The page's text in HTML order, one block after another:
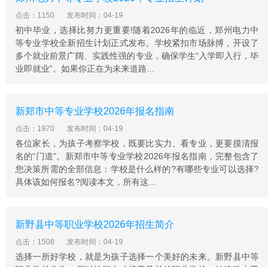
点击：1150 发布时间：04-19
初中毕业，选择比努力更重要!随着2026年的临近，郑州电力中
等专业学校全新招生计划正式发布。学校紧扣市场脉搏，开设了
多个就业前景广阔、实践性强的专业，确保学生“入学即入行，毕
业即就业”。如果你正在为未来道路...
新郑市中等专业学校2026年报名指南
点击：1970 发布时间：04-19
各位家长，为孩子考察学校，既要比实力、看专业，更要摸清报
名的“门道”。新郑市中等专业学校2026年报名指南，完整包含了
您决策所需的全部信息：学校是什么样的?有哪些专业可以选择?
具体该如何报名?阅读本文，所有这...
新野县中等职业学校2026年招生简介
点击：1508 发布时间：04-19
选择一所好学校，就是为孩子选择一个美好的未来。新野县中等